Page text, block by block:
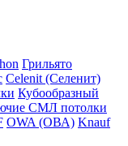
Грильято
Celenit (Селенит)
Кубообразный
СМЛ потолки
OWA (ОВА) Knauf